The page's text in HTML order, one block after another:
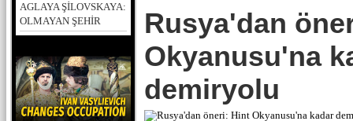
AGLAYA ŞİLOVSKAYA:
OLMAYAN ŞEHİR
Rusya'dan
Okyanusu'na
demiryolu